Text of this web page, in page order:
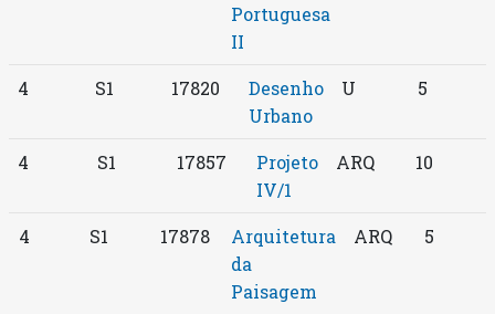
Portuguesa
II
4 S1 17820
Desenho
Urbano
U 5
4 S1 17857
Projeto
IV/1
ARQ 10
4 S1 17878
Arquitetura
da
Paisagem
ARQ 5